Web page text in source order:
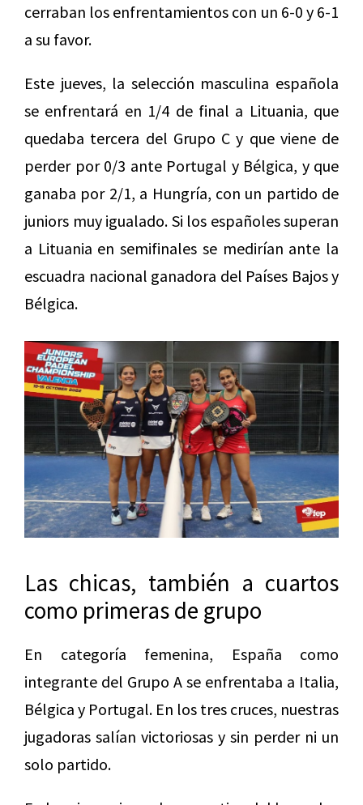
cerraban los enfrentamientos con un 6-0 y 6-1
a su favor.
Este jueves, la selección masculina española
se enfrentará en 1/4 de final a Lituania, que
quedaba tercera del Grupo C y que viene de
perder por 0/3 ante Portugal y Bélgica, y que
ganaba por 2/1, a Hungría, con un partido de
juniors muy igualado. Si los españoles superan
a Lituania en semifinales se medirían ante la
escuadra nacional ganadora del Países Bajos y
Bélgica.
Las chicas, también a cuartos
como primeras de grupo
En categoría femenina, España como
integrante del Grupo A se enfrentaba a Italia,
Bélgica y Portugal. En los tres cruces, nuestras
jugadoras salían victoriosas y sin perder ni un
solo partido.